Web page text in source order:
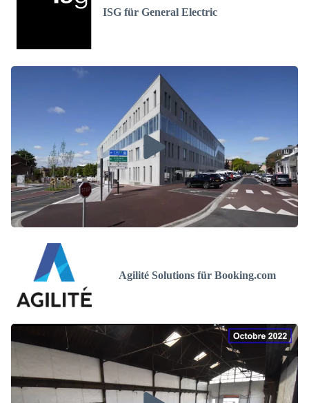
ISG für General Electric
Agilité Solutions für Booking.com